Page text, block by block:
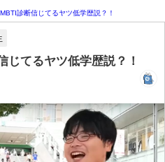
診断信じてるヤツ低学歴説？！
じてるヤツ低学歴説？！